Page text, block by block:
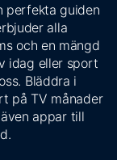
perfekta guiden
alla
och en mängd
idag eller sport
Bläddra i
på TV månader
appar till